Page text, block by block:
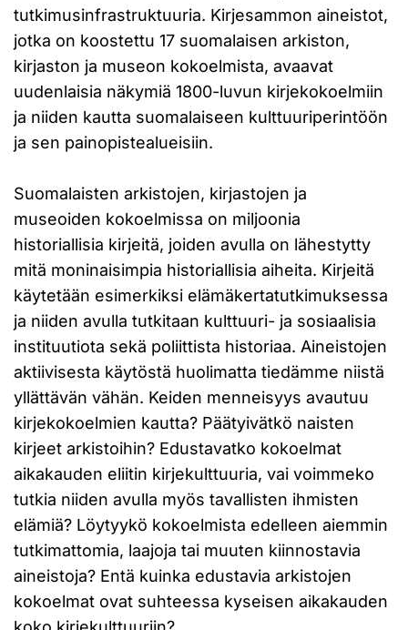
tutkimusinfrastruktuuria. Kirjesammon aineistot,
jotka on koostettu 17 suomalaisen arkiston,
kirjaston ja museon kokoelmista, avaavat
uudenlaisia näkymiä 1800-luvun kirjekokoelmiin
ja niiden kautta suomalaiseen kulttuuriperintöön
ja sen painopistealueisiin.
Suomalaisten arkistojen, kirjastojen ja
museoiden kokoelmissa on miljoonia
historiallisia kirjeitä, joiden avulla on lähestytty
mitä moninaisimpia historiallisia aiheita. Kirjeitä
käytetään esimerkiksi elämäkertatutkimuksessa
ja niiden avulla tutkitaan kulttuuri- ja sosiaalisia
instituutiota sekä poliittista historiaa. Aineistojen
aktiivisesta käytöstä huolimatta tiedämme niistä
yllättävän vähän. Keiden menneisyys avautuu
kirjekokoelmien kautta? Päätyivätkö naisten
kirjeet arkistoihin? Edustavatko kokoelmat
aikakauden eliitin kirjekulttuuria, vai voimmeko
tutkia niiden avulla myös tavallisten ihmisten
elämiä? Löytyykö kokoelmista edelleen aiemmin
tutkimattomia, laajoja tai muuten kiinnostavia
aineistoja? Entä kuinka edustavia arkistojen
kokoelmat ovat suhteessa kyseisen aikakauden